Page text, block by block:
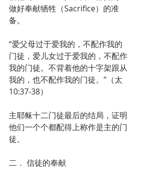
做好奉献牺牲（Sacrifice）的准
备。
“爱父母过于爱我的，不配作我的
门徒，爱儿女过于爱我的，不配作
我的门徒。不背着他的十字架跟从
我的，也不配作我的门徒。”（太
10:37-38）
主耶稣十二门徒最后的结局，证明
他们一个个都配得上称作是主的门
徒。
二． 信徒的奉献